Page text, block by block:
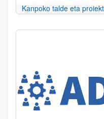
Kanpoko talde eta